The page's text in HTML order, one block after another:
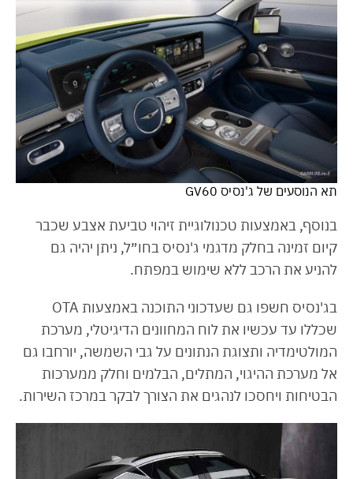
תא הנוסעים של ג'נסיס GV60
בנוסף, באמצעות טכנולוגיית זיהוי טביעת אצבע שכבר
קיום זמינה בחלק מדגמי ג'נסיס בחו״ל, ניתן יהיה גם
להניע את הרכב ללא שימוש במפתח.
בג'נסיס חשפו גם שעדכוני התוכנה באמצעות OTA
שכללו עד עכשיו את לוח המחוונים הדיגיטלי, מערכת
המולטימדיה ותצוגת הנתונים על גבי השמשה, יורחבו גם
אל מערכת ההיגוי, המתלים, הבלמים וחלק ממערכות
הבטיחות ויחסכו לנהגים את הצורך לבקר במרכז השירות.